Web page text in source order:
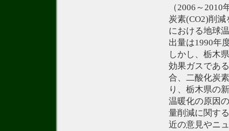
（2006～
炭素(CO2)削
における地球
出量は1990年
しかし、栃木
効果ガスであ
合、二酸化炭
り、栃木県の
温暖化の原因
量削減に関す
近の意見やニ